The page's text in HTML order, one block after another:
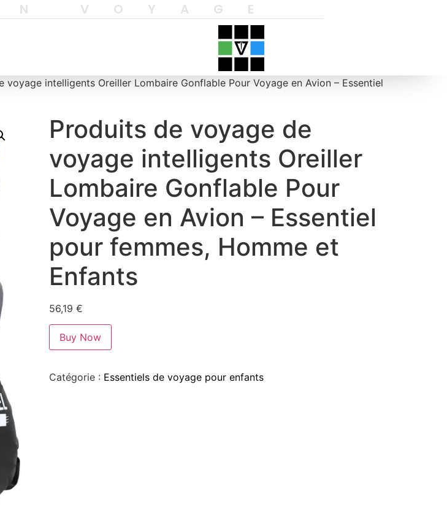
VOYAGE
voyage intelligents Oreiller Lombaire Gonflable Pour Voyage en Avion – Essentiel
Produits de voyage de
voyage intelligents Oreiller
Lombaire Gonflable Pour
Voyage en Avion – Essentiel
pour femmes, Homme et
Enfants
56,19 €
Buy Now
Catégorie : Essentiels de voyage pour enfants